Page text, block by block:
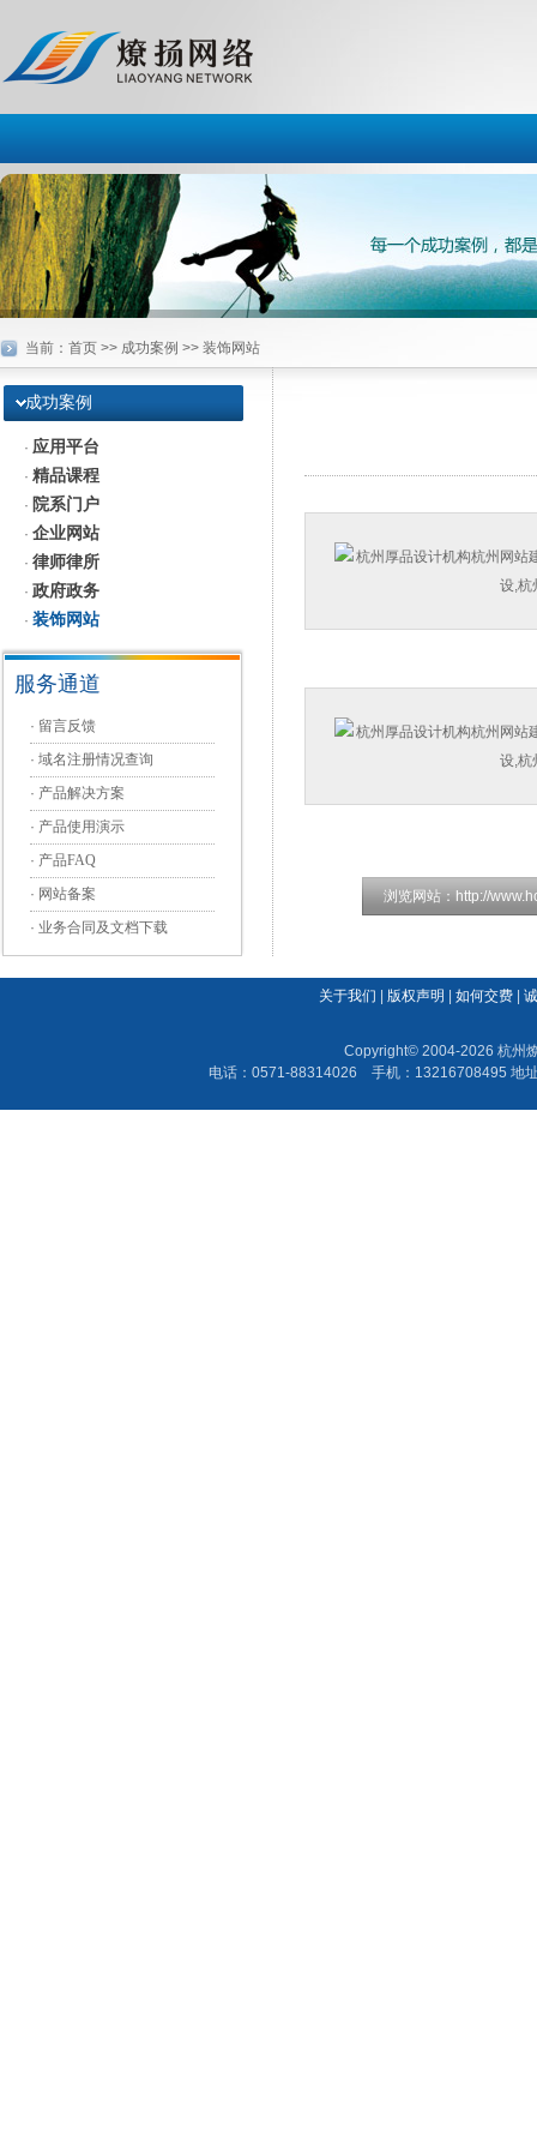
当前： 首页 >> 成功案例 >> 装饰网站
成功案例
· 应用平台
· 精品课程
· 院系门户
· 企业网站
· 律师律所
· 政府政务
· 装饰网站
服务通道
· 留言反馈
· 域名注册情况查询
· 产品解决方案
· 产品使用演示
· 产品FAQ
· 网站备案
· 业务合同及文档下载
浏览网站： http://
关于我们 |版权声明 |如何交费 |
Copyright© 2004-2026 杭州
电话：0571-88314026 手机：13216708495 地